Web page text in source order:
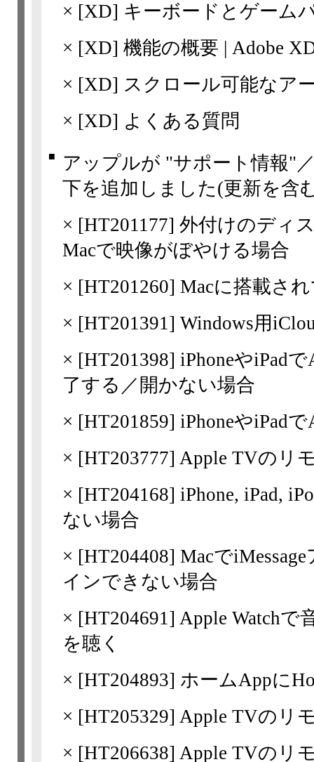
× [XD] キーボードとゲーム
× [XD] 機能の概要 | Adobe
× [XD] スクロール可能なア
× [XD] よくある質問
■
アップルが "サポート情報"
下を追加しました(更新を含
× [HT201177] 外付けのディ
Macで映像がぼやける場合
× [HT201260] Macに搭載さ
× [HT201391] Windows用
× [HT201398] iPhoneやiPad
了する／開かない場合
× [HT201859] iPhoneやiPad
× [HT203777] Apple TVのリ
× [HT204168] iPhone, iPad,
ない場合
× [HT204408] Macで
インできない場合
× [HT204691] Apple Watchで
を聴く
× [HT204893] ホームAppに
× [HT205329] Apple TVのリ
× [HT206638] Apple TVのリ